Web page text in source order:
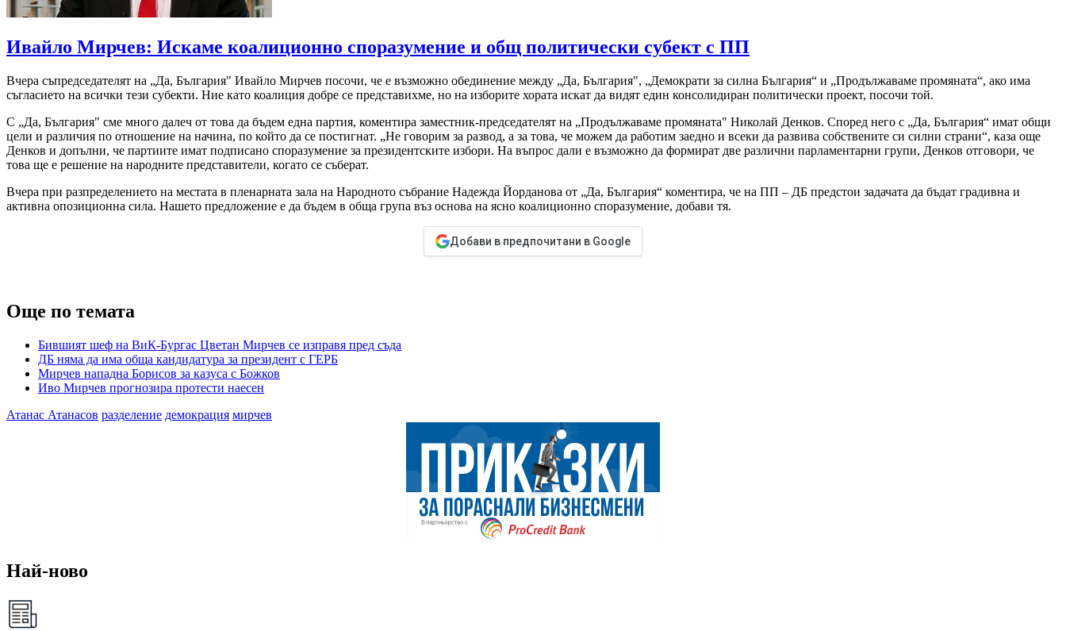
Ивайло Мирчев: Искаме коалиционно споразумение и общ политически субект с ПП
Вчера съпредседателят на „Да, България" Ивайло Мирчев посочи, че е възможно обединение между „Да, България", „Демократи за силна България“ и „Продължаваме промяната“, ако има
съгласието на всички тези субекти. Ние като коалиция добре се представихме, но на изборите хората искат да видят един консолидиран политически проект, посочи той.
С „Да, България" сме много далеч от това да бъдем една партия, коментира заместник-председателят на „Продължаваме промяната" Николай Денков. Според него с „Да, България“ имат общи
цели и различия по отношение на начина, по който да се постигнат. „Не говорим за развод, а за това, че можем да работим заедно и всеки да развива собствените си силни страни“, каза още
Денков и допълни, че партиите имат подписано споразумение за президентските избори. На въпрос дали е възможно да формират две различни парламентарни групи, Денков отговори, че
това ще е решение на народните представители, когато се съберат.
Вчера при разпределението на местата в пленарната зала на Народното събрание Надежда Йорданова от „Да, България“ коментира, че на ПП – ДБ предстои задачата да бъдат градивна и
активна опозиционна сила. Нашето предложение е да бъдем в обща група въз основа на ясно коалиционно споразумение, добави тя.
Добави в предпочитани в Google
Още по темата
Бившият шеф на ВиК-Бургас Цветан Мирчев се изправя пред съда
ДБ няма да има обща кандидатура за президент с ГЕРБ
Мирчев нападна Борисов за казуса с Божков
Иво Мирчев прогнозира протести наесен
Атанас Атанасов разделение демокрация мирчев
Най-ново